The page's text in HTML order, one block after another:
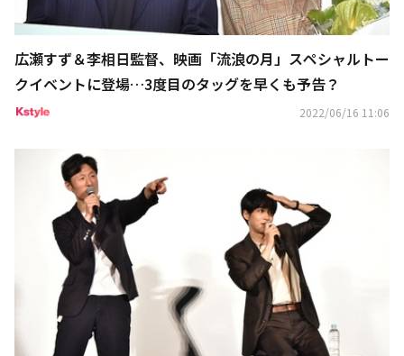
広瀬すず＆李相日監督、映画「流浪の月」スペシャルトー
クイベントに登場…3度目のタッグを早くも予告？
2022/06/16 11:06